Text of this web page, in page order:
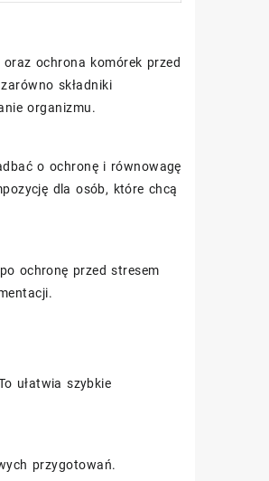
ochrona komórek przed
składniki
organizmu.
o ochronę i równowagę
dla osób, które chcą
ochronę przed stresem
ułatwia szybkie
przygotowań.